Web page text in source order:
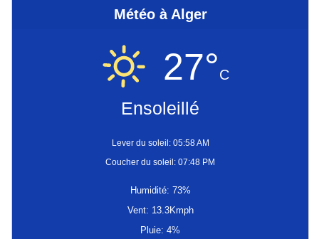
Météo à Alger
27°C
Ensoleillé
Lever du soleil: 05:58 AM
Coucher du soleil: 07:48 PM
Humidité: 73%
Vent: 13.3Kmph
Pluie: 4%